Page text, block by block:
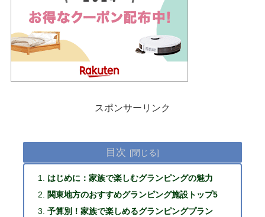
スポンサーリンク
目次
はじめに：家族で楽しむグランピングの魅力
関東地方のおすすめグランピング施設トップ5
予算別！家族で楽しめるグランピングプラン